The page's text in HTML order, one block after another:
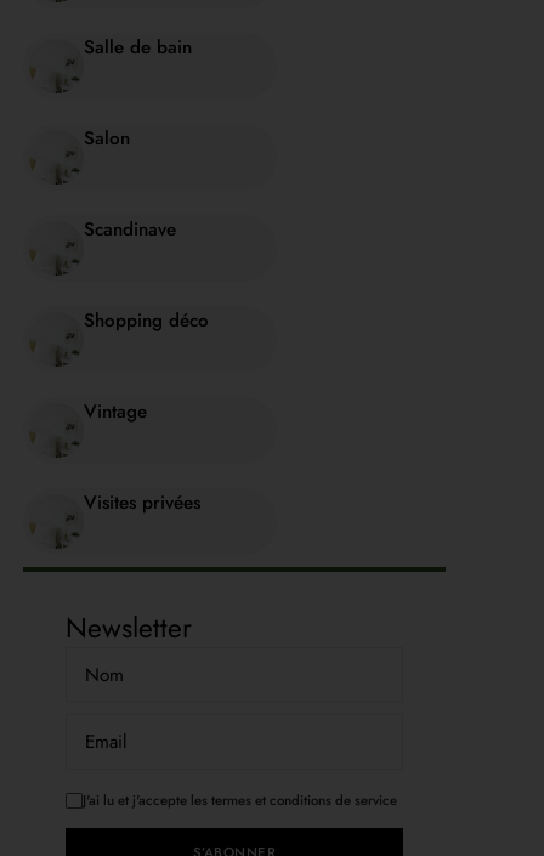
Salle de bain
Salon
Scandinave
Shopping déco
Vintage
Visites privées
Newsletter
J'ai lu et j'accepte les termes et conditions de service